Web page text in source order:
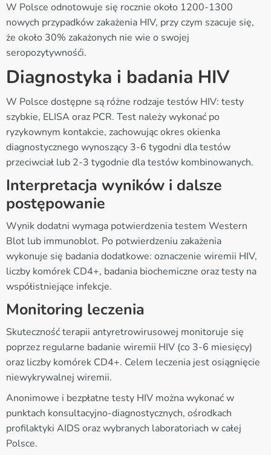
W Polsce odnotowuje się rocznie około 1200-1300
nowych przypadków zakażenia HIV, przy czym szacuje się,
że około 30% zakażonych nie wie o swojej
seropozytywnośći.
Diagnostyka i badania HIV
W Polsce dostępne są różne rodzaje testów HIV: testy
szybkie, ELISA oraz PCR. Test należy wykonać po
ryzykownym kontakcie, zachowując okres okienka
diagnostycznego wynoszący 3-6 tygodni dla testów
przeciwciał lub 2-3 tygodnie dla testów kombinowanych.
Interpretacja wyników i dalsze
postępowanie
Wynik dodatni wymaga potwierdzenia testem Western
Blot lub immunoblot. Po potwierdzeniu zakażenia
wykonuje się badania dodatkowe: oznaczenie wiremii HIV,
liczby komórek CD4+, badania biochemiczne oraz testy na
współistniejące infekcje.
Monitoring leczenia
Skuteczność terapii antyretrowirusowej monitoruje się
poprzez regularne badanie wiremii HIV (co 3-6 miesięcy)
oraz liczby komórek CD4+. Celem leczenia jest osiągnięcie
niewykrywalnej wiremii.
Anonimowe i bezpłatne testy HIV można wykonać w
punktach konsultacyjno-diagnostycznych, ośrodkach
profilaktyki AIDS oraz wybranych laboratoriach w całej
Polsce.